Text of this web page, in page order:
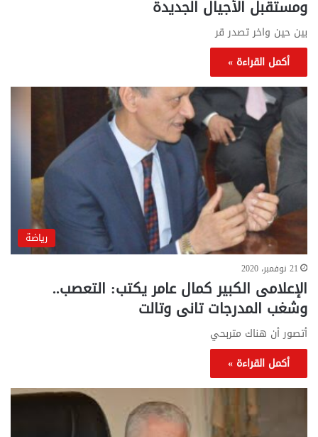
ومستقبل الأجيال الجديدة
بين حين واخر تصدر قر
أكمل القراءة »
رياضة
21 نوفمبر، 2020
الإعلامى الكبير كمال عامر يكتب: التعصب..
وشغب المدرجات تانى وتالت
أتصور أن هناك متربحي
أكمل القراءة »